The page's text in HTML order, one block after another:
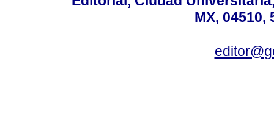
MX, 04510,